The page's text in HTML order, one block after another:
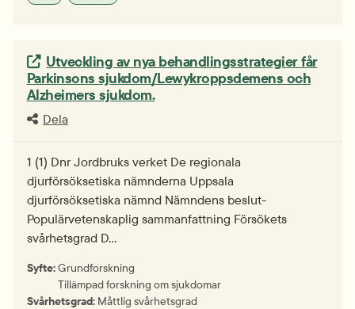
Extern länk.
Utveckling av nya behandlingsstrategier får
Parkinsons sjukdom/Lewykroppsdemens och
Alzheimers sjukdom.
Dela
1 (1) Dnr Jordbruks verket De regionala
djurförsöksetiska nämnderna Uppsala
djurförsöksetiska nämnd Nämndens beslut-
Populärvetenskaplig sammanfattning Försökets
svårhetsgrad D…
Syfte:Grundforskning
Tillämpad forskning om sjukdomar
Svårhetsgrad: Måttlig svårhetsgrad